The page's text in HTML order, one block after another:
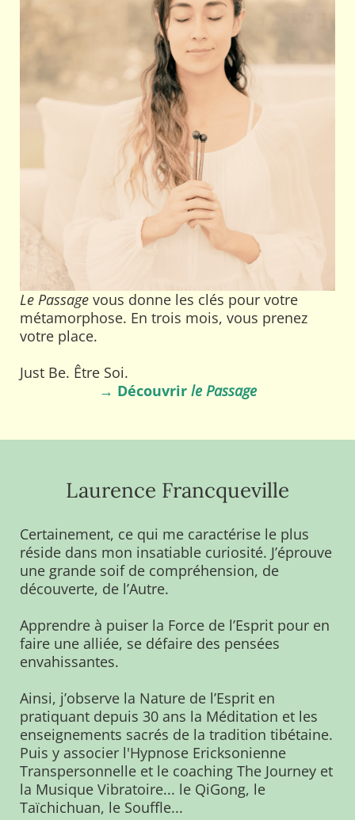
Le Passage vous donne les clés pour votre
métamorphose. En trois mois, vous prenez
votre place.
Just Be. Être Soi.
→ Découvrirle Passage
Laurence Francqueville
Certainement, ce qui me caractérise le plus
réside dans mon insatiable curiosité. J’éprouve
une grande soif de compréhension, de
découverte, de l’Autre.
Apprendre à puiser la Force de l’Esprit pour en
faire une alliée, se défaire des pensées
envahissantes.
Ainsi, j’observe la Nature de l’Esprit en
pratiquant depuis 30 ans la Méditation et les
enseignements sacrés de la tradition tibétaine.
Puis y associer l'Hypnose Ericksonienne
Transpersonnelle et le coaching The Journey et
la Musique Vibratoire... le QiGong, le
Taïchichuan, le Souffle...